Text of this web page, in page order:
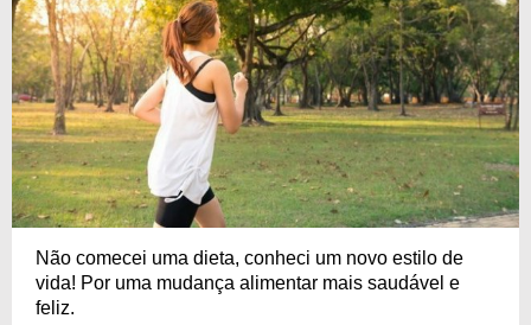
Não comecei uma dieta, conheci um novo estilo de
vida! Por uma mudança alimentar mais saudável e
feliz.